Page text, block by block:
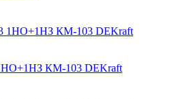
КМ-103 DEKraft